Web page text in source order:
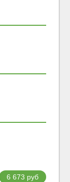
6 673 руб